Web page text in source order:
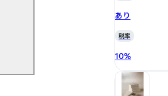
あり
税率
10%